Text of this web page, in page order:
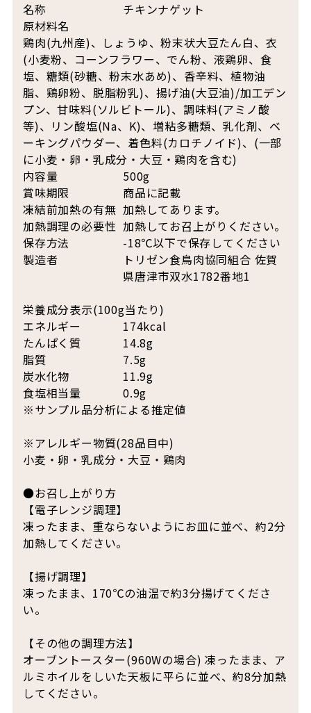
名称
チキンナゲット
原材料名
鶏肉(九州産)、しょうゆ、粉末状大豆たん白、衣
(小麦粉、コーンフラワー、でん粉、液鶏卵、食
塩、糖類(砂糖、粉末水あめ)、香辛料、植物油
脂、鶏卵粉、脱脂粉乳)、揚げ油(大豆油)/加工デン
プン、甘味料(ソルビトール)、調味料(アミノ酸
等)、リン酸塩(Na、K)、増粘多糖類、乳化剤、ベ
ーキングパウダー、着色料(カロチノイド)、(一部
に小麦・卵・乳成分・大豆・鶏肉を含む)
内容量
500g
賞味期限
商品に記載
凍結前加熱の有無 加熱してあります。
加熱調理の必要性 加熱してお召上がりください。
保存方法
-18℃以下で保存してください
製造者
トリゼン食鳥肉協同組合 佐賀
県唐津市双水1782番地1
栄養成分表示(100g当たり)
エネルギー
174kcal
たんぱく質
14.8g
脂質
7.5g
炭水化物
11.9g
食塩相当量
0.9g
※サンプル品分析による推定値
※アレルギー物質(28品目中)
小麦・卵・乳成分・大豆・鶏肉
●お召し上がり方
【電子レンジ調理】
凍ったまま、重ならないようにお皿に並べ、約2分
加熱してください。
【揚げ調理】
凍ったまま、170℃の油温で約3分揚げてくださ
い。
【その他の調理方法】
オーブントースター(960Wの場合) 凍ったまま、ア
ルミホイルをしいた天板に平らに並べ、約8分加熱
してください。